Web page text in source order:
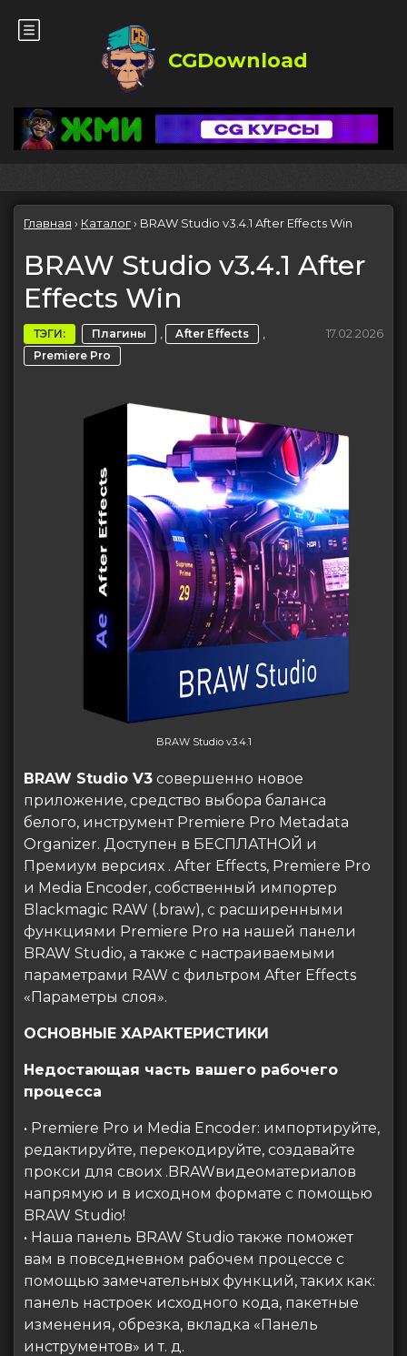
CGDownload
Главная › Каталог› BRAW Studio v3.4.1 After Effects Win
BRAW Studio v3.4.1 After
Effects Win
ТЭГИ: Плагины , After Effects ,
Premiere Pro
17.02.2026
BRAW Studio v3.4.1
BRAW Studio V3 cовершенно новое
приложение, средство выбора баланса
белого, инструмент Premiere Pro Metadata
Organizer. Доступен в БЕСПЛАТНОЙ и
Премиум версиях . After Effects, Premiere Pro
и Media Encoder, собственный импортер
Blackmagic RAW (.braw), с расширенными
функциями Premiere Pro на нашей панели
BRAW Studio, а также с настраиваемыми
параметрами RAW с фильтром After Effects
«Параметры слоя».
ОСНОВНЫЕ ХАРАКТЕРИСТИКИ
Недостающая часть вашего рабочего
процесса
• Premiere Pro и Media Encoder: импортируйте,
редактируйте, перекодируйте, создавайте
прокси для своих .BRAWвидеоматериалов
напрямую и в исходном формате с помощью
BRAW Studio!
• Наша панель BRAW Studio также поможет
вам в повседневном рабочем процессе с
помощью замечательных функций, таких как:
панель настроек исходного кода, пакетные
изменения, обрезка, вкладка «Панель
инструментов» и т. д.